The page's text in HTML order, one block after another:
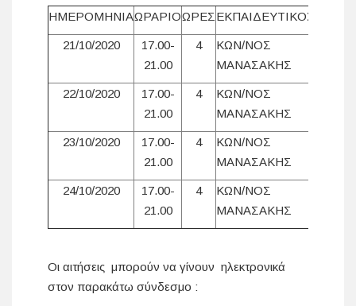
ΗΜΕΡΟΜΗΝΙΑΩΡΑΡΙΟΩΡΕΣ ΕΚΠΑΙΔΕΥΤΙΚΟΣ
21/10/2020
17.00-
21.00
4
ΚΩΝ/ΝΟΣ
ΜΑΝΑΣΑΚΗΣ
22/10/2020
17.00-
21.00
4
ΚΩΝ/ΝΟΣ
ΜΑΝΑΣΑΚΗΣ
23/10/2020
17.00-
21.00
4
ΚΩΝ/ΝΟΣ
ΜΑΝΑΣΑΚΗΣ
24/10/2020
17.00-
21.00
4
ΚΩΝ/ΝΟΣ
ΜΑΝΑΣΑΚΗΣ
Οι αιτήσεις μπορούν να γίνουν ηλεκτρονικά
στον παρακάτω σύνδεσμο :